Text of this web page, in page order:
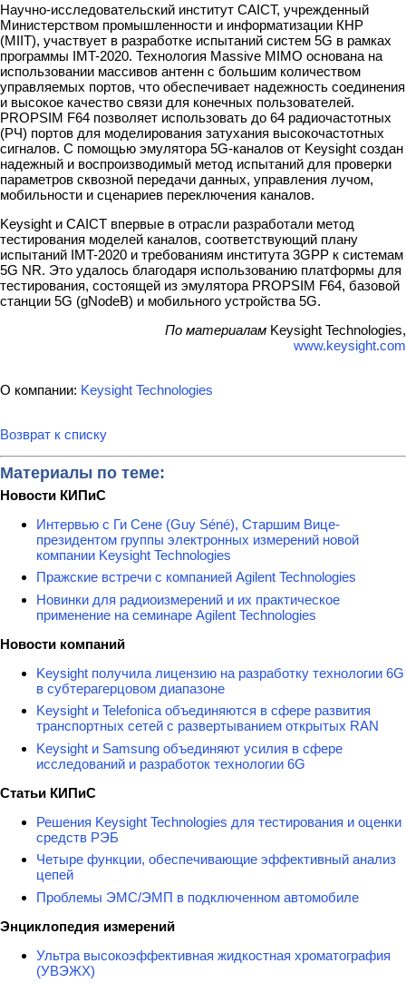
Научно-исследовательский институт CAICT, учрежденный
Министерством промышленности и информатизации КНР
(MIIT), участвует в разработке испытаний систем 5G в рамках
программы IMT-2020. Технология Massive MIMO основана на
использовании массивов антенн с большим количеством
управляемых портов, что обеспечивает надежность соединения
и высокое качество связи для конечных пользователей.
PROPSIM F64 позволяет использовать до 64 радиочастотных
(РЧ) портов для моделирования затухания высокочастотных
сигналов. С помощью эмулятора 5G-каналов от Keysight создан
надежный и воспроизводимый метод испытаний для проверки
параметров сквозной передачи данных, управления лучом,
мобильности и сценариев переключения каналов.
Keysight и CAICT впервые в отрасли разработали метод
тестирования моделей каналов, соответствующий плану
испытаний IMT-2020 и требованиям института 3GPP к системам
5G NR. Это удалось благодаря использованию платформы для
тестирования, состоящей из эмулятора PROPSIM F64, базовой
станции 5G (gNodeB) и мобильного устройства 5G.
По материалам Keysight Technologies,
www.keysight.com
О компании: Keysight Technologies
Возврат к списку
Материалы по теме:
Новости КИПиС
Интервью с Ги Сене (Guy Séné), Старшим Вице-
президентом группы электронных измерений новой
компании Keysight Technologies
Пражские встречи с компанией Agilent Technologies
Новинки для радиоизмерений и их практическое
применение на семинаре Agilent Technologies
Новости компаний
Keysight получила лицензию на разработку технологии 6G
в субтерагерцовом диапазоне
Keysight и Telefonica объединяются в сфере развития
транспортных сетей с развертыванием открытых RAN
Keysight и Samsung объединяют усилия в сфере
исследований и разработок технологии 6G
Статьи КИПиС
Решения Keysight Technologies для тестирования и оценки
средств РЭБ
Четыре функции, обеспечивающие эффективный анализ
цепей
Проблемы ЭМС/ЭМП в подключенном автомобиле
Энциклопедия измерений
Ультра высокоэффективная жидкостная хроматография
(УВЭЖХ)